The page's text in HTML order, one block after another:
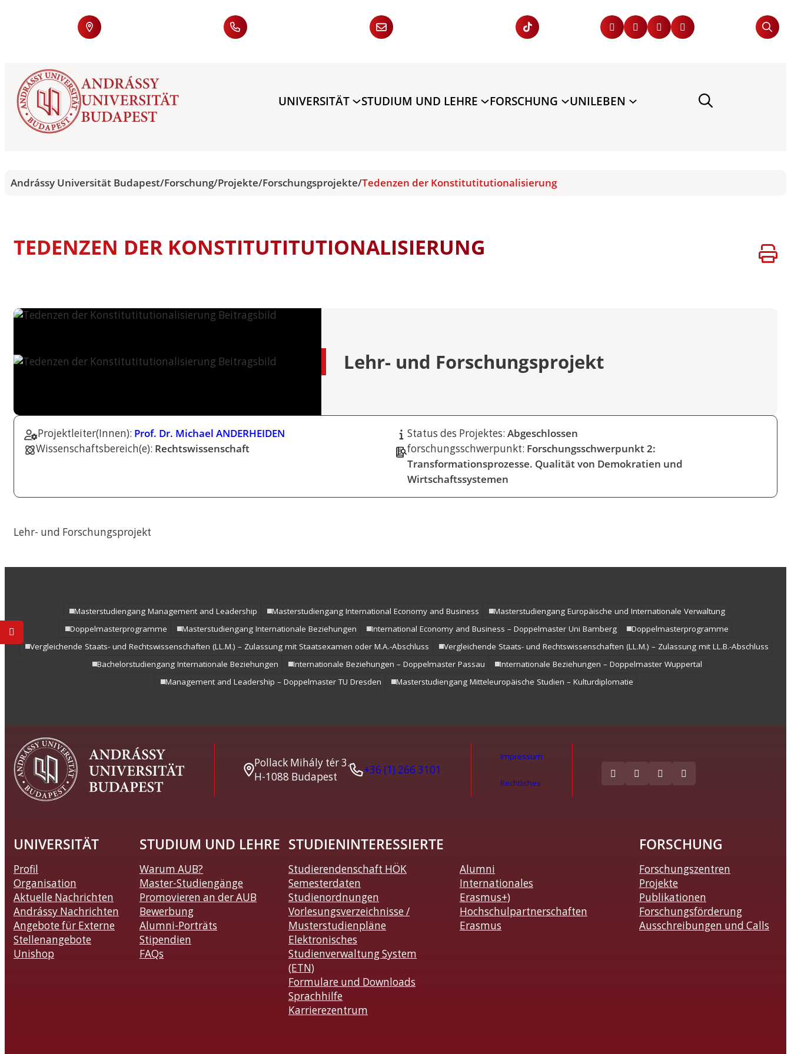
UNIVERSITÄT STUDIUM UND LEHRE FORSCHUNG UNILEBEN
Andrássy Universität Budapest/Forschung/Projekte/Forschungsprojekte/Tedenzen der Konstitutitutionalisierung
TEDENZEN DER KONSTITUTITUTIONALISIERUNG
Lehr- und Forschungsprojekt
Projektleiter(Innen): Prof. Dr. Michael ANDERHEIDEN
Wissenschaftsbereich(e): Rechtswissenschaft
Status des Projektes: Abgeschlossen
forschungsschwerpunkt: Forschungsschwerpunkt 2:
Transformationsprozesse. Qualität von Demokratien und
Wirtschaftssystemen
Lehr- und Forschungsprojekt
Masterstudiengang Management and Leadership Masterstudiengang International Economy and Business
Masterstudiengang Europäische und Internationale Verwaltung
Doppelmasterprogramme
Masterstudiengang Internationale Beziehungen International Economy and Business – Doppelmaster Uni Bamberg
Doppelmasterprogramme
Vergleichende Staats- und Rechtswissenschaften (LL.M.) – Zulassung mit Staatsexamen oder M.A.-Abschluss
Vergleichende Staats- und Rechtswissenschaften (LL.M.) – Zulassung mit LL.B.-Abschluss
Bachelorstudiengang Internationale Beziehungen
Internationale Beziehungen – Doppelmaster Passau
Internationale Beziehungen – Doppelmaster Wuppertal
Management and Leadership – Doppelmaster TU Dresden
Masterstudiengang Mitteleuropäische Studien – Kulturdiplomatie
Pollack Mihály tér 3.
H-1088 Budapest
+36 (1) 266 3101
Impressum
Rechtliches
UNIVERSITÄT
Profil
Organisation
Aktuelle Nachrichten
Andrássy Nachrichten
Angebote für Externe
Stellenangebote
Unishop
STUDIUM UND LEHRE
Warum AUB?
Master-Studiengänge
Promovieren an der AUB
Bewerbung
Alumni-Porträts
Stipendien
FAQs
STUDIENINTERESSIERTE
Studierendenschaft HÖK
Semesterdaten
Studienordnungen
Vorlesungsverzeichnisse /
Musterstudienpläne
Elektronisches
Studienverwaltung System
(ETN)
Formulare und Downloads
Sprachhilfe
Karrierezentrum
Alumni
Internationales
Erasmus+)
Hochschulpartnerschaften
Erasmus
FORSCHUNG
Forschungszentren
Projekte
Publikationen
Forschungsförderung
Ausschreibungen und Calls